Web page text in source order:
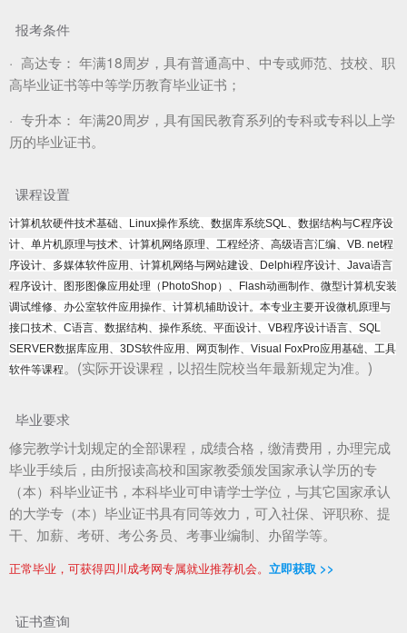
报考条件
· 高达专： 年满18周岁，具有普通高中、中专或师范、技校、职
高毕业证书等中等学历教育毕业证书；
· 专升本： 年满20周岁，具有国民教育系列的专科或专科以上学
历的毕业证书。
课程设置
计算机软硬件技术基础、Linux操作系统、数据库系统SQL、数据结构与C程序设
计、单片机原理与技术、计算机网络原理、工程经济、高级语言汇编、VB. net程
序设计、多媒体软件应用、计算机网络与网站建设、Delphi程序设计、Java语言
程序设计、图形图像应用处理（PhotoShop）、Flash动画制作、微型计算机安装
调试维修、办公室软件应用操作、计算机辅助设计。本专业主要开设微机原理与
接口技术、C语言、数据结构、操作系统、平面设计、VB程序设计语言、SQL
SERVER数据库应用、3DS软件应用、网页制作、Visual FoxPro应用基础、工具
软件等课程 。(实际开设课程，以招生院校当年最新规定为准。)
毕业要求
修完教学计划规定的全部课程，成绩合格，缴清费用，办理完成
毕业手续后，由所报读高校和国家教委颁发国家承认学历的专
（本）科毕业证书，本科毕业可申请学士学位，与其它国家承认
的大学专（本）毕业证书具有同等效力，可入社保、评职称、提
干、加薪、考研、考公务员、考事业编制、办留学等。
正常毕业，可获得四川成考网专属就业推荐机会。 立即获取 >>
证书查询